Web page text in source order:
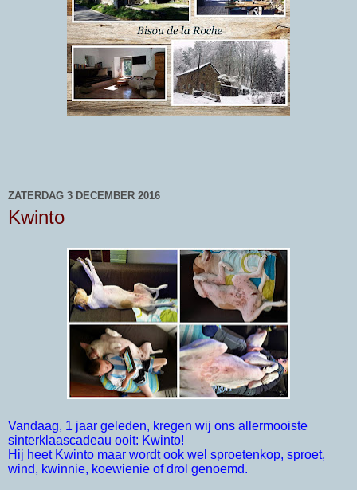
ZATERDAG 3 DECEMBER 2016
Kwinto
Vandaag, 1 jaar geleden, kregen wij ons allermooiste
sinterklaascadeau ooit: Kwinto!
Hij heet Kwinto maar wordt ook wel sproetenkop, sproet,
wind, kwinnie, koewienie of drol genoemd.